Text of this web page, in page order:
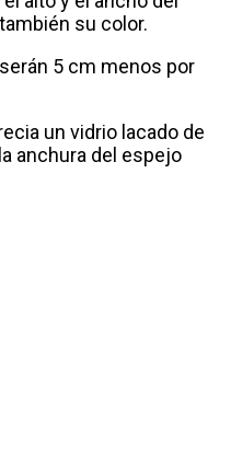
su color.
5 cm menos por
un vidrio lacado de
anchura del espejo